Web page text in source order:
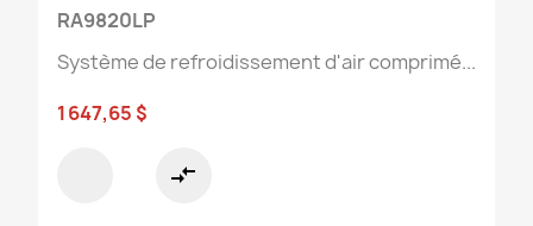
RA9820LP
Système de refroidissement d'air comprimé...
1 647,65 $
compare_arrows